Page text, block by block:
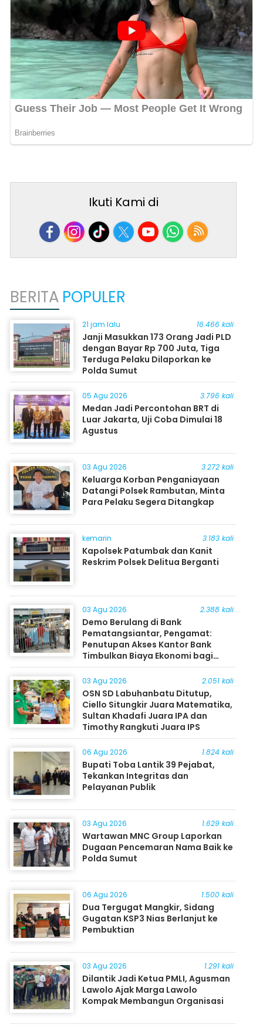
Ikuti Kami di
BERITA POPULER
21 jam lalu 16.466 kali
Janji Masukkan 173 Orang Jadi PLD
dengan Bayar Rp 700 Juta, Tiga
Terduga Pelaku Dilaporkan ke
Polda Sumut
05 Agu 2026 3.796 kali
Medan Jadi Percontohan BRT di
Luar Jakarta, Uji Coba Dimulai 18
Agustus
03 Agu 2026 3.272 kali
Keluarga Korban Penganiayaan
Datangi Polsek Rambutan, Minta
Para Pelaku Segera Ditangkap
kemarin 3.183 kali
Kapolsek Patumbak dan Kanit
Reskrim Polsek Delitua Berganti
03 Agu 2026 2.388 kali
Demo Berulang di Bank
Pematangsiantar, Pengamat:
Penutupan Akses Kantor Bank
Timbulkan Biaya Ekonomi bagi
Masyarakat
03 Agu 2026 2.051 kali
OSN SD Labuhanbatu Ditutup,
Ciello Situngkir Juara Matematika,
Sultan Khadafi Juara IPA dan
Timothy Rangkuti Juara IPS
06 Agu 2026 1.824 kali
Bupati Toba Lantik 39 Pejabat,
Tekankan Integritas dan
Pelayanan Publik
03 Agu 2026 1.629 kali
Wartawan MNC Group Laporkan
Dugaan Pencemaran Nama Baik ke
Polda Sumut
06 Agu 2026 1.500 kali
Dua Tergugat Mangkir, Sidang
Gugatan KSP3 Nias Berlanjut ke
Pembuktian
03 Agu 2026 1.291 kali
Dilantik Jadi Ketua PMLI, Agusman
Lawolo Ajak Marga Lawolo
Kompak Membangun Organisasi